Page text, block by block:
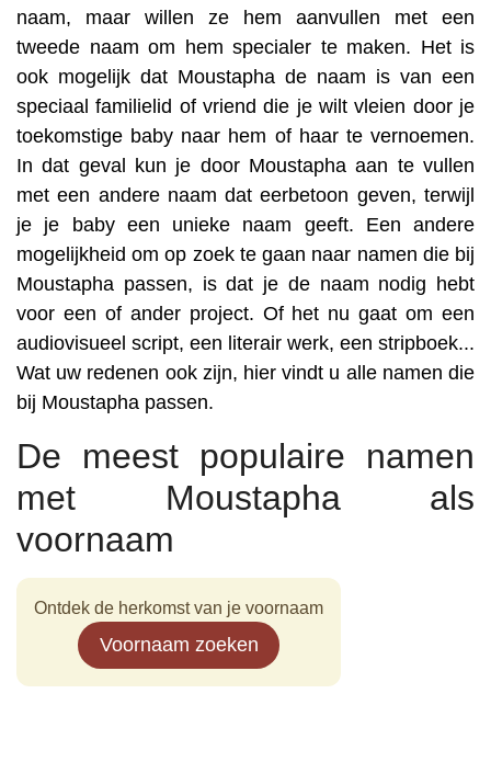
naam, maar willen ze hem aanvullen met een
tweede naam om hem specialer te maken. Het is
ook mogelijk dat Moustapha de naam is van een
speciaal familielid of vriend die je wilt vleien door je
toekomstige baby naar hem of haar te vernoemen.
In dat geval kun je door Moustapha aan te vullen
met een andere naam dat eerbetoon geven, terwijl
je je baby een unieke naam geeft. Een andere
mogelijkheid om op zoek te gaan naar namen die bij
Moustapha passen, is dat je de naam nodig hebt
voor een of ander project. Of het nu gaat om een
audiovisueel script, een literair werk, een stripboek...
Wat uw redenen ook zijn, hier vindt u alle namen die
bij Moustapha passen.
De meest populaire namen
met Moustapha als
voornaam
Ontdek de herkomst van je voornaam
Voornaam zoeken